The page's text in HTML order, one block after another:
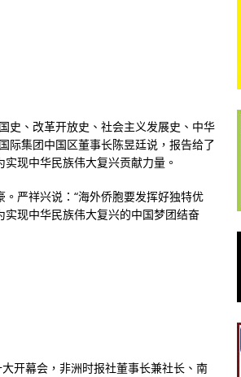
史、改革开放史、社会主义发展史、中华
际集团中国区董事长陈昱廷说，报告给了
现中华民族伟大复兴贡献力量。
严祥兴说：“海外侨胞要发挥好独特优
现中华民族伟大复兴的中国梦团结奋
开幕会，非洲时报社董事长兼社长、南